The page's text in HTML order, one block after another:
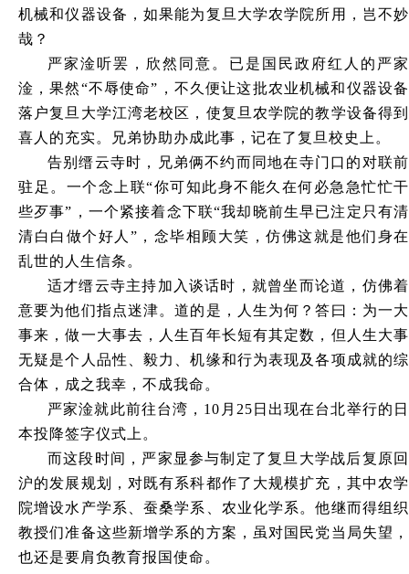
机械和仪器设备，如果能为复旦大学农学院所用，岂不妙
哉？
严家淦听罢，欣然同意。已是国民政府红人的严家
淦，果然“不辱使命”，不久便让这批农业机械和仪器设备
落户复旦大学江湾老校区，使复旦农学院的教学设备得到
喜人的充实。兄弟协助办成此事，记在了复旦校史上。
告别缙云寺时，兄弟俩不约而同地在寺门口的对联前
驻足。一个念上联“你可知此身不能久在何必急急忙忙干
些歹事”，一个紧接着念下联“我却晓前生早已注定只有清
清白白做个好人”，念毕相顾大笑，仿佛这就是他们身在
乱世的人生信条。
适才缙云寺主持加入谈话时，就曾坐而论道，仿佛着
意要为他们指点迷津。道的是，人生为何？答曰：为一大
事来，做一大事去，人生百年长短有其定数，但人生大事
无疑是个人品性、毅力、机缘和行为表现及各项成就的综
合体，成之我幸，不成我命。
严家淦就此前往台湾， 10月25日出现在台北举行的日
本投降签字仪式上。
而这段时间，严家显参与制定了复旦大学战后复原回
沪的发展规划，对既有系科都作了大规模扩充，其中农学
院增设水产学系、蚕桑学系、农业化学系。他继而得组织
教授们准备这些新增学系的方案，虽对国民党当局失望，
也还是要肩负教育报国使命。